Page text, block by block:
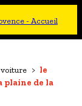
> le
plaine de la